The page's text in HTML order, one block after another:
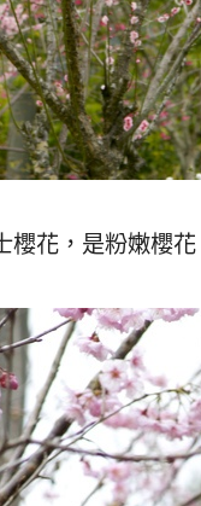
櫻花，是粉嫩櫻